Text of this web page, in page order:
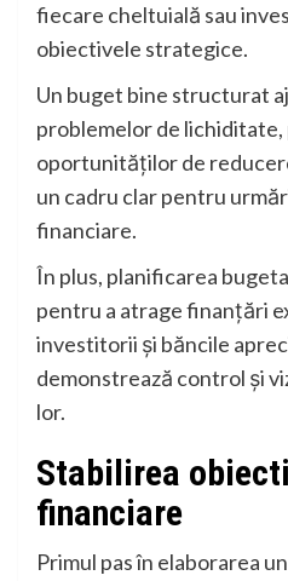
fiecare cheltuială sau
obiectivele strategice.
Un buget bine structurat
problemelor de
oportunităților de
un cadru clar pentru
financiare.
În plus, planificarea
pentru a atrage finanțări
investitorii și băncile
demonstrează control și
lor.
Stabilirea
financiare
Primul pas în elaborarea